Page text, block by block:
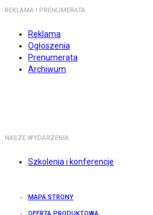
REKLAMA I PRENUMERATA
Reklama
Ogłoszenia
Prenumerata
Archiwum
NASZE WYDARZENIA
Szkolenia i konferencje
MAPA STRONY